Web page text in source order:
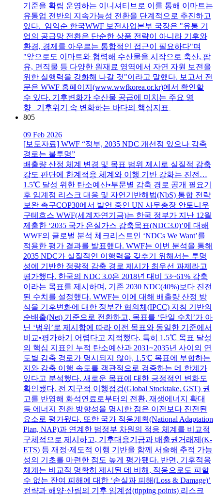
기준을 확립 운영하는 이니셔티브로 이를 통해 이마트는
유통업 전반의 지속가능성 전환을 단계적으로 추진하고
있다. 임익순 한국WWF 보전사업본부 국장은 "유통 기
업의 공급망 전환은 단순한 상품 전략이 아니라 기후와
환경, 경제를 아우르는 통합적인 접근이 필요하다"며
"앞으로도 이마트와 협력해 수산물을 시작으로 축산, 팜
유, 면직물 등 다양한 원재료 영역에서 자연 자원 보전을
위한 실행력을 강화해 나갈 것"이라고 말했다. 보고서 전
문은 WWF 홈페이지(www.wwfkorea.or.kr)에서 확인할
수 있다. 기후변화가 수산물 공급에 미치는 주요 영
향 기후위기 속 변화하는 바다의 핵심지표
805
09 Feb 2026
[보도자료] WWF “정부, 2035 NDC 개선점 있으나 감축
경로는 불투명”
배출량 산정 체계 변경 및 목표 범위 제시로 실질적 감축
강도 판단에 한계적응 체계와 이행 기반 강화는 진전…
1.5℃ 달성 위한 탄소예산•부문별 감축 경로 공개 필요기
후 임계점 리스크 대응 및 자연기반해법(NbS) 통합 전략
보완 촉구COP30에서 발언 중인 UN 사무총장 안토니우
구테흐스 WWF(세계자연기금)는 한국 정부가 지난 12월
제출한 ‘2035 국가 온실가스 감축목표(NDC3.0)’에 대해
WWF의 글로벌 분석 체크리스트인 ‘NDCs We Want’를
적용한 평가 결과를 발표했다. WWF는 이번 분석을 통해
2035 NDC가 실질적인 이행력을 갖추기 위해서는 투명
성에 기반한 정량적 감축 경로 제시가 최우선 과제라고
평가했다. 한국의 NDC 3.0은 2018년 대비 53~61% 감축
이라는 목표를 제시하며, 기존 2030 NDC(40%)보다 진전
된 수치를 설정했다. WWF는 이에 대해 배출량 산정 방
식을 기후변화에 대한 정부간 협의체(IPCC) 지침 기반의
순배출(Net) 기준으로 전환하고, 목표를 ‘단일 수치’가 아
닌 ‘범위’로 제시함에 따라 이전 목표와 동일한 기준에서
비교•평가하기 어렵다고 지적했다. 특히 1.5℃ 목표 달성
의 핵심 지표인 누적 탄소예산과 2031~2035년 사이의 연
도별 감축 경로가 명시되지 않아, 1.5℃ 목표에 부합하는
지와 감축 이행 속도를 객관적으로 검증하는 데 한계가
있다고 분석했다. 새로운 목표에 대한 긍정적인 변화도
확인됐다. 전 지구적 이행점검(Global Stocktake, GST) 권
고를 반영해 화석연료로부터의 전환, 재생에너지 확대
등 에너지 전환 방향성을 명시한 점은 이전보다 진전된
요소로 평가됐다. 또한 국가 적응계획(National Adaptation
Plan, NAP)과 연계한 범정부 차원의 적응 체계를 비교적
구체적으로 제시하고, 기후대응기금과 배출권거래제(K-
ETS) 등 재정·제도적 이행 기반을 함께 서술해 추적 가능
성의 기초를 마련한 점도 높게 평가됐다. 반면, 기후적응
체계는 비교적 명확히 제시된 데 비해, 적응으로도 피할
수 없는 잔여 피해에 대한 ‘손실과 피해(Loss & Damage)’
전략과 해양·산림의 기후 임계점(tipping points) 리스크